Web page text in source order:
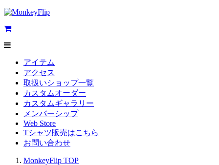
アイテム
アクセス
取扱いショップ一覧
カスタムオーダー
カスタムギャラリー
メンバーシップ
Web Store
Tシャツ販売はこちら
お問い合わせ
MonkeyFlip TOP